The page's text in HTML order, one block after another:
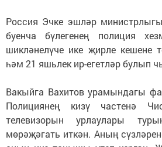
Россия Эчке эшләр
буенча бүлегенең полиция
шикләнелүче ике җирле кешене
һәм 21 яшьлек ир-егетләр булып
Вакыйга Вахитов урамындагы
Полициянең кизү частенә
телевизорын урлаулары
мөрәҗәгать иткән. Аның